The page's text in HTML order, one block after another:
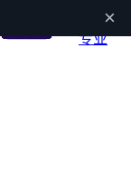
×
专业